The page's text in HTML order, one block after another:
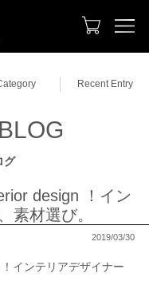
ション
Recent Entry
グ
design ！イン
素材選び。
2019/03/30
インテリアデザイナー